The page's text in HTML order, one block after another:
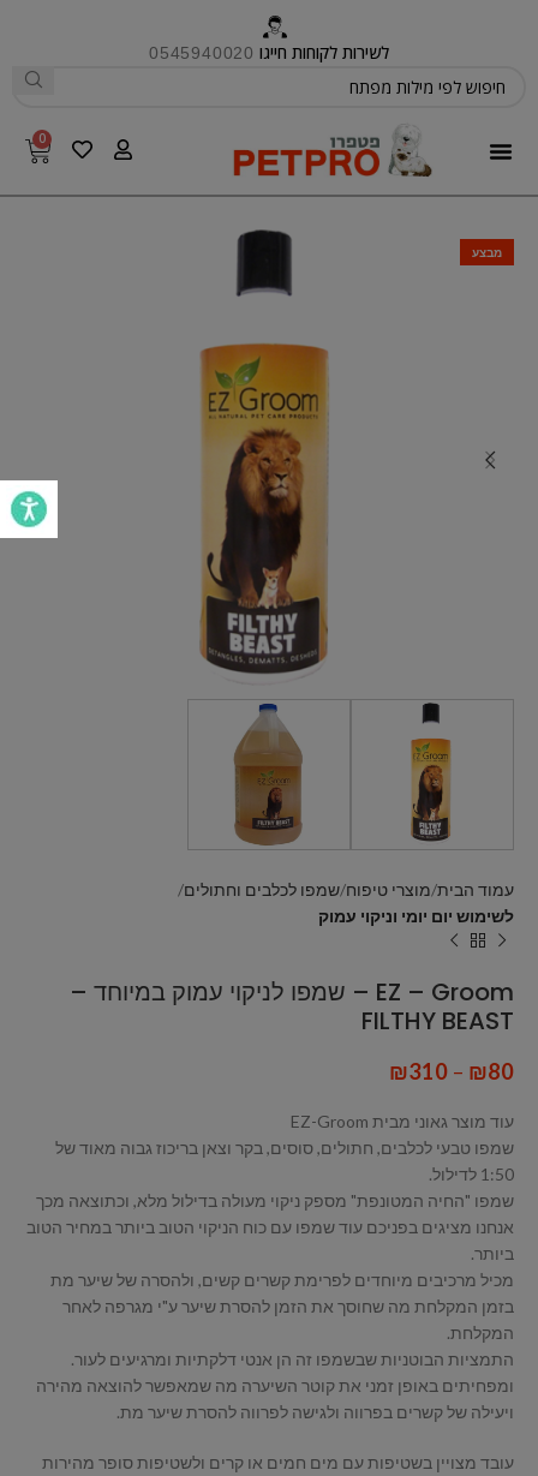
לשירות לקוחות חייגו 0545940020
0
מבצע
עמוד הבית מוצרי טיפוח שמפו לכלבים וחתולים
לשימוש יום יומי וניקוי עמוק
EZ – Groom – שמפו לניקוי עמוק במיוחד –
FILTHY BEAST
₪80
–
₪310
עוד מוצר גאוני מבית EZ-Groom
שמפו טבעי לכלבים, חתולים, סוסים, בקר וצאן בריכוז גבוה מאוד של
1:50 לדילול.
שמפו "החיה המטונפת" מספק ניקוי מעולה בדילול מלא, וכתוצאה מכך
אנחנו מציגים בפניכם עוד שמפו עם כוח הניקוי הטוב ביותר במחיר הטוב
ביותר.
מכיל מרכיבים מיוחדים לפרימת קשרים קשים, ולהסרה של שיער מת
בזמן המקלחת מה שחוסך את הזמן להסרת שיער ע"י מגרפה לאחר
המקלחת.
התמציות הבוטניות שבשמפו זה הן אנטי דלקתיות ומרגיעים לעור.
ומפחיתים באופן זמני את קוטר השיערה מה שמאפשר להוצאה מהירה
ויעילה של קשרים בפרווה ולגישה לפרווה להסרת שיער מת.
עובד מצויין בשטיפות עם מים חמים או קרים ולשטיפות סופר מהירות